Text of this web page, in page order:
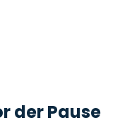
der Pause